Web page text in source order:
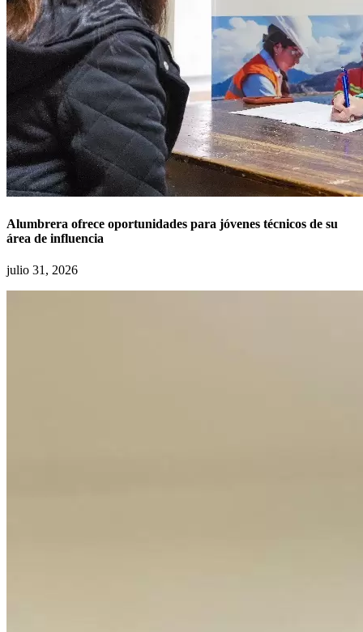
Alumbrera ofrece oportunidades para jóvenes técnicos de su
área de influencia
julio 31, 2026